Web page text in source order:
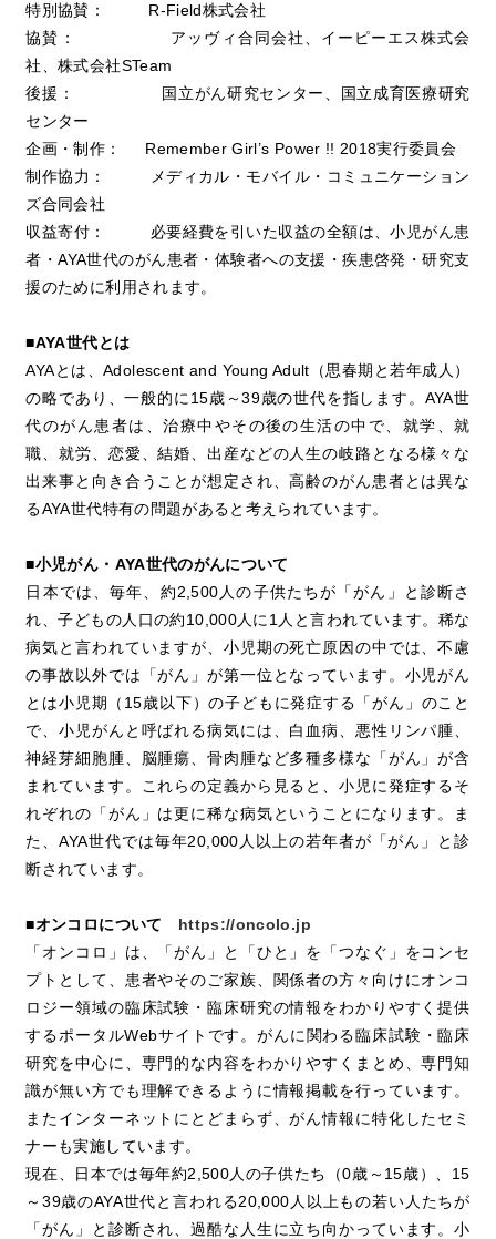
特別協賛： R-Field株式会社
協賛： アッヴィ合同会社、イーピーエス株式会
社、株式会社STeam
後援： 国立がん研究センター、国立成育医療研究
センター
企画・制作： Remember Girl’s Power !! 2018実行委員会
制作協力： メディカル・モバイル・コミュニケーション
ズ合同会社
収益寄付： 必要経費を引いた収益の全額は、小児がん患
者・AYA世代のがん患者・体験者への支援・疾患啓発・研究支
援のために利用されます。
■AYA世代とは
AYAとは、Adolescent and Young Adult（思春期と若年成人）
の略であり、一般的に15歳～39歳の世代を指します。AYA世
代のがん患者は、治療中やその後の生活の中で、就学、就
職、就労、恋愛、結婚、出産などの人生の岐路となる様々な
出来事と向き合うことが想定され、高齢のがん患者とは異な
るAYA世代特有の問題があると考えられています。
■小児がん・AYA世代のがんについて
日本では、毎年、約2,500人の子供たちが「がん」と診断さ
れ、子どもの人口の約10,000人に1人と言われています。稀な
病気と言われていますが、小児期の死亡原因の中では、不慮
の事故以外では「がん」が第一位となっています。小児がん
とは小児期（15歳以下）の子どもに発症する「がん」のこと
で、小児がんと呼ばれる病気には、白血病、悪性リンパ腫、
神経芽細胞腫、脳腫瘍、骨肉腫など多種多様な「がん」が含
まれています。これらの定義から見ると、小児に発症するそ
れぞれの「がん」は更に稀な病気ということになります。ま
た、AYA世代では毎年20,000人以上の若年者が「がん」と診
断されています。
■オンコロについて https://oncolo.jp
「オンコロ」は、「がん」と「ひと」を「つなぐ」をコンセ
プトとして、患者やそのご家族、関係者の方々向けにオンコ
ロジー領域の臨床試験・臨床研究の情報をわかりやすく提供
するポータルWebサイトです。がんに関わる臨床試験・臨床
研究を中心に、専門的な内容をわかりやすくまとめ、専門知
識が無い方でも理解できるように情報掲載を行っています。
またインターネットにとどまらず、がん情報に特化したセミ
ナーも実施しています。
現在、日本では毎年約2,500人の子供たち（0歳～15歳）、15
～39歳のAYA世代と言われる20,000人以上もの若い人たちが
「がん」と診断され、過酷な人生に立ち向かっています。小